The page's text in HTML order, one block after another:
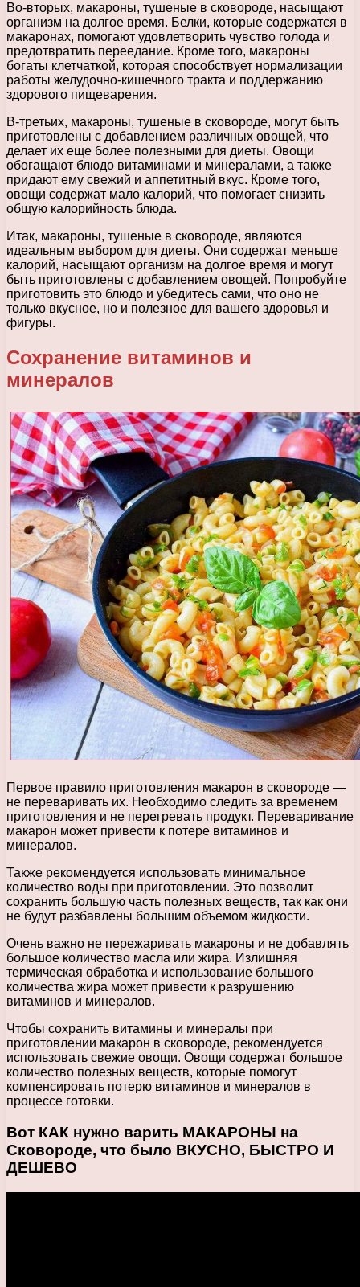
Во-вторых, макароны, тушеные в сковороде, насыщают
организм на долгое время. Белки, которые содержатся в
макаронах, помогают удовлетворить чувство голода и
предотвратить переедание. Кроме того, макароны
богаты клетчаткой, которая способствует нормализации
работы желудочно-кишечного тракта и поддержанию
здорового пищеварения.
В-третьих, макароны, тушеные в сковороде, могут быть
приготовлены с добавлением различных овощей, что
делает их еще более полезными для диеты. Овощи
обогащают блюдо витаминами и минералами, а также
придают ему свежий и аппетитный вкус. Кроме того,
овощи содержат мало калорий, что помогает снизить
общую калорийность блюда.
Итак, макароны, тушеные в сковороде, являются
идеальным выбором для диеты. Они содержат меньше
калорий, насыщают организм на долгое время и могут
быть приготовлены с добавлением овощей. Попробуйте
приготовить это блюдо и убедитесь сами, что оно не
только вкусное, но и полезное для вашего здоровья и
фигуры.
Сохранение витаминов и
минералов
Первое правило приготовления макарон в сковороде —
не переваривать их. Необходимо следить за временем
приготовления и не перегревать продукт. Переваривание
макарон может привести к потере витаминов и
минералов.
Также рекомендуется использовать минимальное
количество воды при приготовлении. Это позволит
сохранить большую часть полезных веществ, так как они
не будут разбавлены большим объемом жидкости.
Очень важно не пережаривать макароны и не добавлять
большое количество масла или жира. Излишняя
термическая обработка и использование большого
количества жира может привести к разрушению
витаминов и минералов.
Чтобы сохранить витамины и минералы при
приготовлении макарон в сковороде, рекомендуется
использовать свежие овощи. Овощи содержат большое
количество полезных веществ, которые помогут
компенсировать потерю витаминов и минералов в
процессе готовки.
Вот КАК нужно варить МАКАРОНЫ на
Сковороде, что было ВКУСНО, БЫСТРО И
ДЕШЕВО